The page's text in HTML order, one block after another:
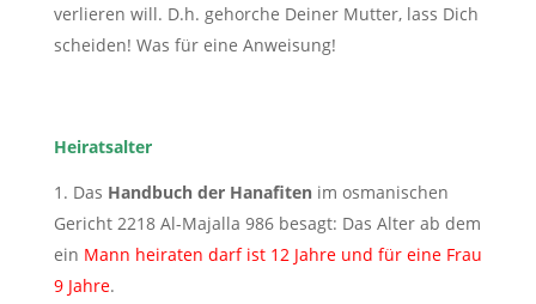
verlieren will. D.h. gehorche Deiner Mutter, lass Dich
scheiden! Was für eine Anweisung!
Heiratsalter
Das Handbuch der Hanafitenim osmanischen
Gericht 2218 Al-Majalla 986 besagt: Das Alter ab dem
ein Mann heiraten darf ist 12 Jahre und für eine Frau
9 Jahre.